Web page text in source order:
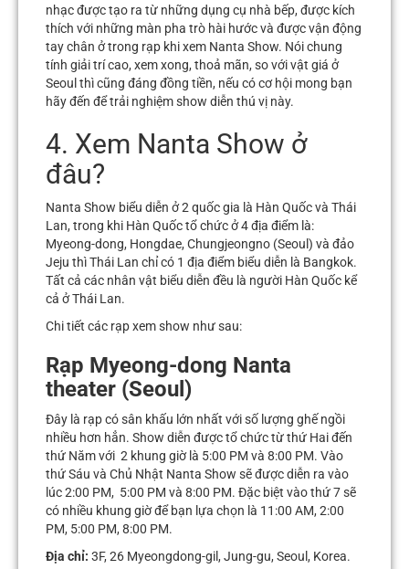
nhạc được tạo ra từ những dụng cụ nhà bếp, được kích
thích với những màn pha trò hài hước và được vận động
tay chân ở trong rạp khi xem Nanta Show. Nói chung
tính giải trí cao, xem xong, thoả mãn, so với vật giá ở
Seoul thì cũng đáng đồng tiền, nếu có cơ hội mong bạn
hãy đến để trải nghiệm show diễn thú vị này.
4. Xem Nanta Show ở
đâu?
Nanta Show biểu diễn ở 2 quốc gia là Hàn Quốc và Thái
Lan, trong khi Hàn Quốc tổ chức ở 4 địa điểm là:
Myeong-dong, Hongdae, Chungjeongno (Seoul) và đảo
Jeju thì Thái Lan chỉ có 1 địa điểm biểu diễn là Bangkok.
Tất cả các nhân vật biểu diễn đều là người Hàn Quốc kể
cả ở Thái Lan.
Chi tiết các rạp xem show như sau:
Rạp Myeong-dong Nanta
theater (Seoul)
Đây là rạp có sân khấu lớn nhất với số lượng ghế ngồi
nhiều hơn hẳn. Show diễn được tổ chức từ thứ Hai đến
thứ Năm với 2 khung giờ là 5:00 PM và 8:00 PM. Vào
thứ Sáu và Chủ Nhật Nanta Show sẽ được diễn ra vào
lúc 2:00 PM, 5:00 PM và 8:00 PM. Đặc biệt vào thứ 7 sẽ
có nhiều khung giờ để bạn lựa chọn là 11:00 AM, 2:00
PM, 5:00 PM, 8:00 PM.
Địa chỉ: 3F, 26 Myeongdong-gil, Jung-gu, Seoul, Korea.